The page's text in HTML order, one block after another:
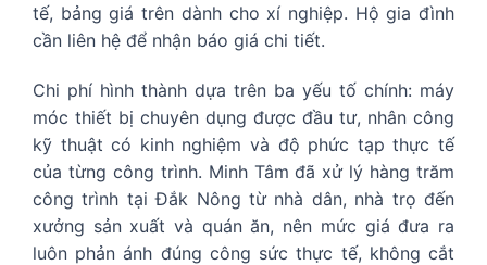
tế, bảng giá trên dành cho xí nghiệp. Hộ gia đình
cần liên hệ để nhận báo giá chi tiết.
Chi phí hình thành dựa trên ba yếu tố chính: máy
móc thiết bị chuyên dụng được đầu tư, nhân công
kỹ thuật có kinh nghiệm và độ phức tạp thực tế
của từng công trình. Minh Tâm đã xử lý hàng trăm
công trình tại Đắk Nông từ nhà dân, nhà trọ đến
xưởng sản xuất và quán ăn, nên mức giá đưa ra
luôn phản ánh đúng công sức thực tế, không cắt